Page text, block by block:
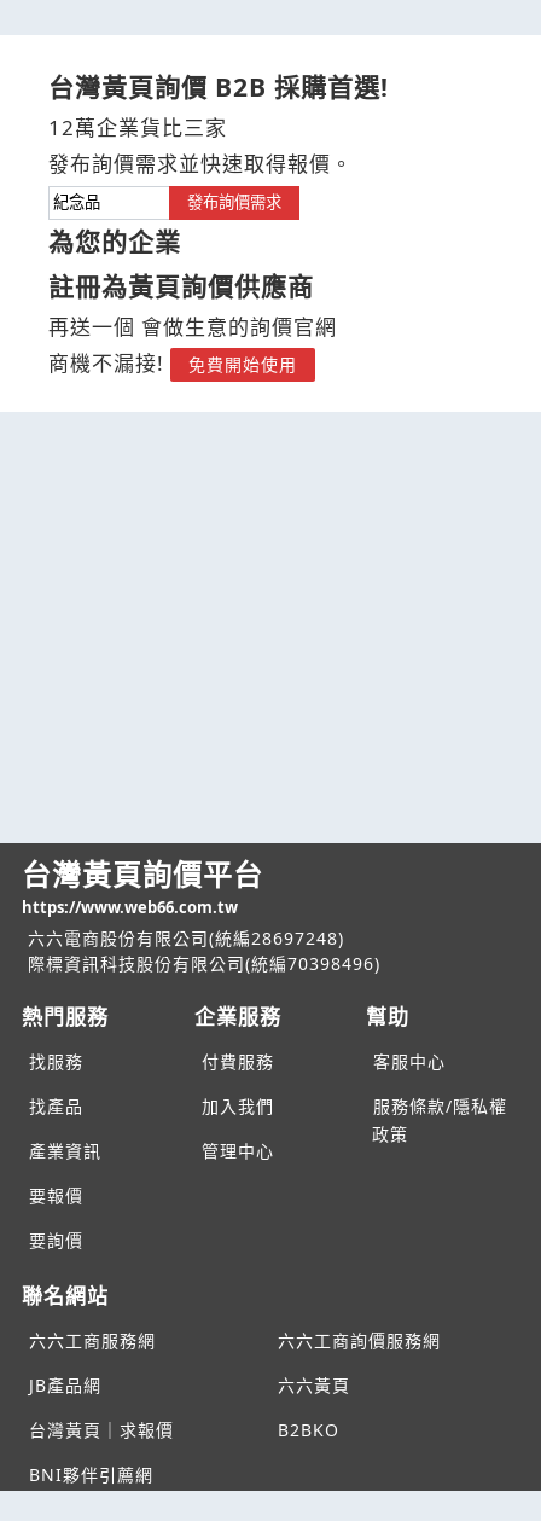
台灣黃頁詢價 B2B 採購首選!
12萬企業貨比三家
發布詢價需求並快速取得報價。
發布詢價需求
為您的企業
註冊為黃頁詢價供應商
再送一個 會做生意的詢價官網
商機不漏接!
免費開始使用
台灣黃頁詢價平台
https://www.web66.com.tw
六六電商股份有限公司(統編28697248)
際標資訊科技股份有限公司(統編70398496)
熱門服務
找服務
找產品
產業資訊
要報價
要詢價
企業服務
付費服務
加入我們
管理中心
幫助
客服中心
服務條款/隱私權
政策
聯名網站
六六工商服務網
六六工商詢價服務網
JB產品網
六六黃頁
台灣黃頁｜求報價
B2BKO
BNI夥伴引薦網